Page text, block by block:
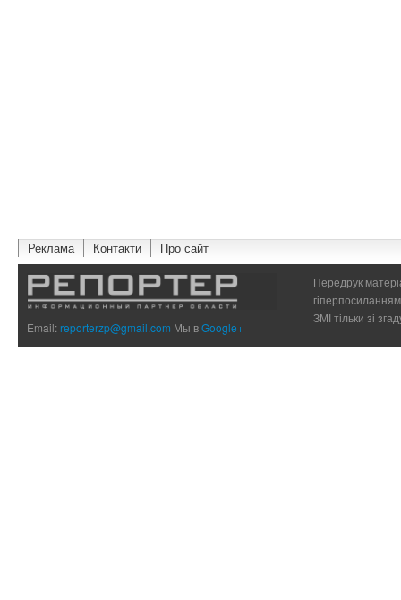
Реклама Контакти Про сайт
Email:reporterzp@gmail.com Мы вGoogle+
Передрук
ЗМІ тільки зі